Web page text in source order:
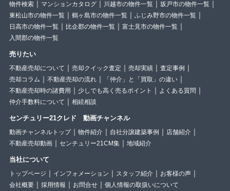
物件検索 マンションカタログ 川越市の物件一覧
坂戸市の物件一覧
東松山市の物件一覧
鶴ヶ島市の物件一覧
ふじみ野市の物件一覧
日高市の物件一覧
比企郡の物件一覧
富士見市の物件一覧
入間郡の物件一覧
売りたい
不動産売却について 売却クイック査定 売却実績
査定事例
売却コラム
不動産売却の流れ
「仲介」と「買取」の違い
不動産売却時の諸費用
少しでも高く売るポイント
よくある質問
仲介手数料について
相続相談
センチュリー21クレド 動画チャンネル
動画チャンネルトップ 物件紹介 自社分譲建築事例
店舗紹介
不動産売却動画
センチュリー21CM集 地域紹介
当社について
トップページ インフォメーション スタッフ紹介
お客様の声
会社概要
採用情報 お問合せ 個人情報の取扱いについて